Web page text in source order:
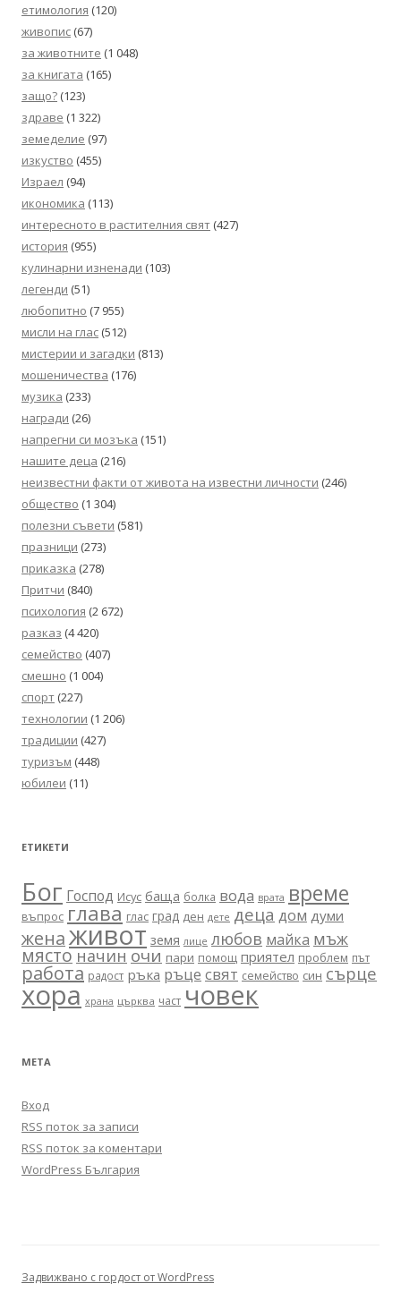
етимология (120)
живопис (67)
за животните (1 048)
за книгата (165)
защо? (123)
здраве (1 322)
земеделие (97)
изкуство (455)
Израел (94)
икономика (113)
интересното в растителния свят (427)
история (955)
кулинарни изненади (103)
легенди (51)
любопитно (7 955)
мисли на глас (512)
мистерии и загадки (813)
мошеничества (176)
музика (233)
награди (26)
напрегни си мозъка (151)
нашите деца (216)
неизвестни факти от живота на известни личности (246)
общество (1 304)
полезни съвети (581)
празници (273)
приказка (278)
Притчи (840)
психология (2 672)
разказ (4 420)
семейство (407)
смешно (1 004)
спорт (227)
технологии (1 206)
традиции (427)
туризъм (448)
юбилеи (11)
ЕТИКЕТИ
Бог Господ Исус баща болка вода врата време
въпрос глава глас град ден дете деца дом думи
женаживот земя лице любов майка мъж
мястоначиночи пари помощ приятел проблем път
работа радост ръка ръце свят семейство син сърце
хора храна църква част човек
МЕТА
Вход
RSS поток за записи
RSS поток за коментари
WordPress България
Задвижвано с гордост от WordPress